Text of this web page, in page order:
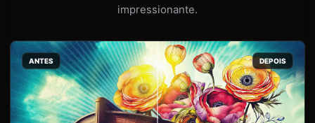
impressionante.
ANTES DEPOIS